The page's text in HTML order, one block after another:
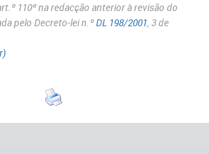
110º na redacção anterior à revisão do
pelo Decreto-lei n.ºDL 198/2001, 3 de